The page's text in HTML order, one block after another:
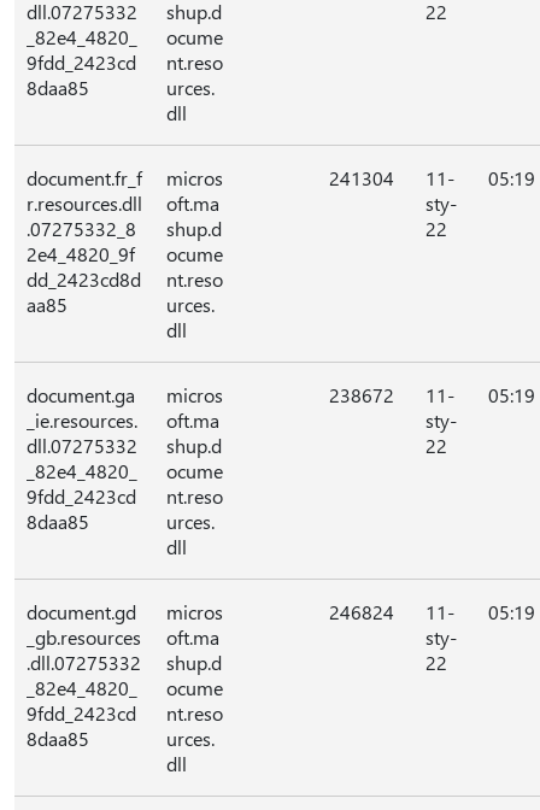
dll.07275332
_82e4_4820_
9fdd_2423cd
8daa85
shup.d
ocume
nt.reso
urces.
dll
22
document.fr_f
r.resources.dll
.07275332_8
2e4_4820_9f
dd_2423cd8d
aa85
micros
oft.ma
shup.d
ocume
nt.reso
urces.
dll
241304
11-
sty-
22
05:19
document.ga
_ie.resources.
dll.07275332
_82e4_4820_
9fdd_2423cd
8daa85
micros
oft.ma
shup.d
ocume
nt.reso
urces.
dll
238672
11-
sty-
22
05:19
document.gd
_gb.resources
.dll.07275332
_82e4_4820_
9fdd_2423cd
8daa85
micros
oft.ma
shup.d
ocume
nt.reso
urces.
dll
246824
11-
sty-
22
05:19